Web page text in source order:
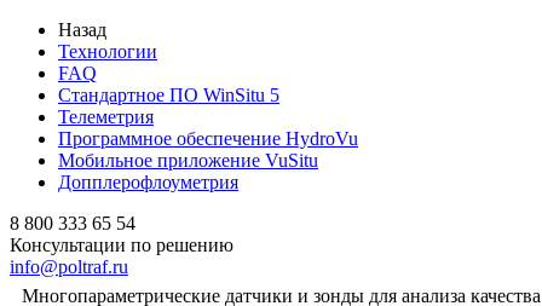
Назад
Технологии
FAQ
Стандартное ПО WinSitu 5
Телеметрия
Программное обеспечение HydroVu
Мобильное приложение VuSitu
Допплерофлоуметрия
8 800 333 65 54
Консультации по решению
info@poltraf.ru
Многопараметрические датчики и зонды для анализа